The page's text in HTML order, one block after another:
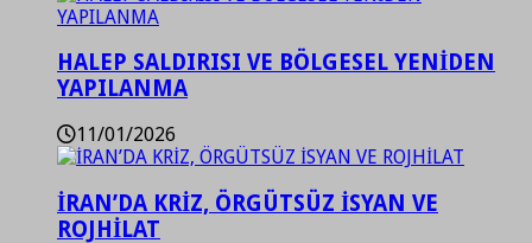
HALEP SALDIRISI VE BÖLGESEL YENİDEN
YAPILANMA
11/01/2026
İRAN’DA KRİZ, ÖRGÜTSÜZ İSYAN VE
ROJHİLAT